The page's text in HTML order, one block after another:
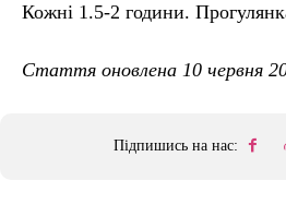
Кожні 1.5-2 години.
Стаття оновлена 10 червня
Підпишись на нас: